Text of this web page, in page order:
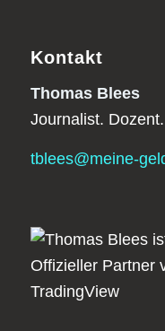
Kontakt
Thomas Blees
Journalist.
tblees@meine-